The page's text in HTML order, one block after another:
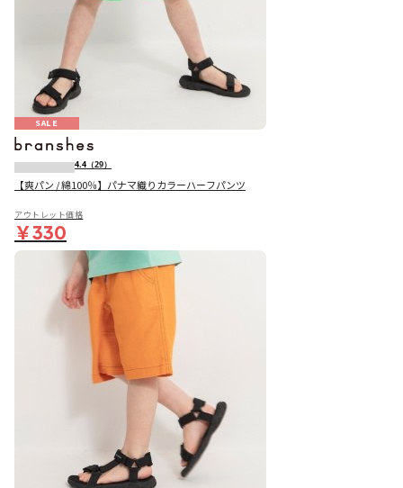
SALE
4.4 （29）
【爽パン / 綿100％】パナマ織りカラーハーフパンツ
アウトレット価格
￥330